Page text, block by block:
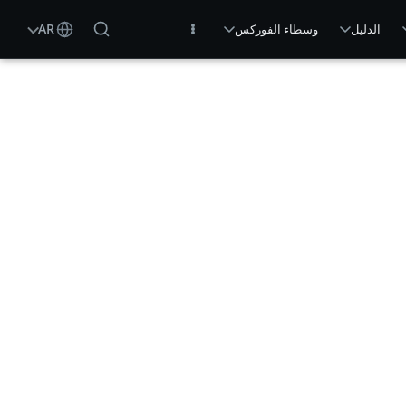
الدليل وسطاء الفوركس AR